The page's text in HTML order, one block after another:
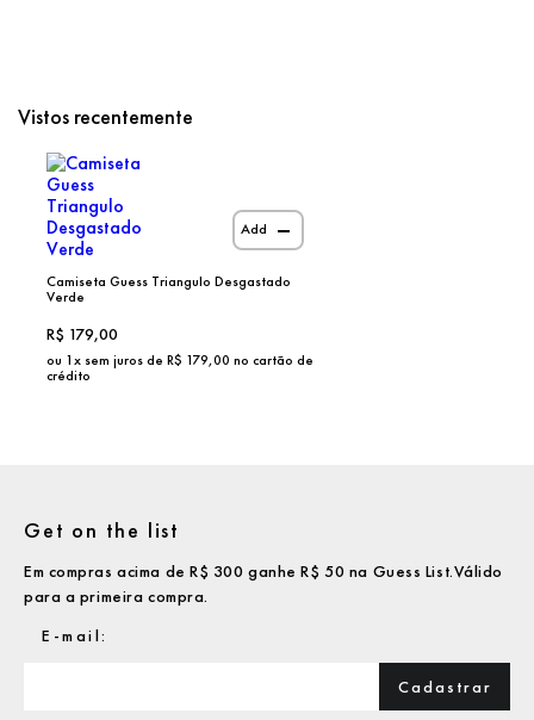
Vistos recentemente
Add
Camiseta Guess Triangulo Desgastado
Verde
R$ 179,00
ou 1x sem juros de R$ 179,00 no cartão de
crédito
Get on the list
Em compras acima de R$ 300 ganhe R$ 50 na Guess List.Válido
para a primeira compra.
Cadastrar